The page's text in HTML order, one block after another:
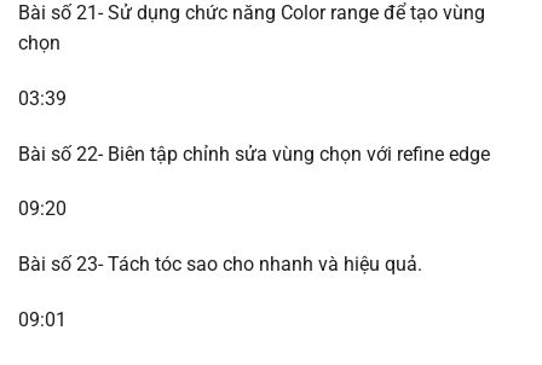
Bài số 21- Sử dụng chức năng Color range để tạo vùng
chọn
03:39
Bài số 22- Biên tập chỉnh sửa vùng chọn với refine edge
09:20
Bài số 23- Tách tóc sao cho nhanh và hiệu quả.
09:01